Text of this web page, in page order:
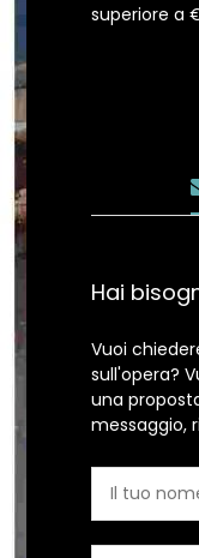
superiore a
Hai
Vuoi
sull'opera?
una
messaggio,